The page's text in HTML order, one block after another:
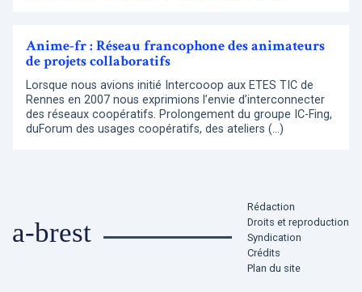
Anime-fr : Réseau francophone des animateurs
de projets collaboratifs
Lorsque nous avions initié Intercooop aux ETES TIC de
Rennes en 2007 nous exprimions l’envie d’interconnecter
des réseaux coopératifs. Prolongement du groupe IC-Fing,
duForum des usages coopératifs, des ateliers (…)
a-brest
Rédaction
Droits et reproduction
Syndication
Crédits
Plan du site